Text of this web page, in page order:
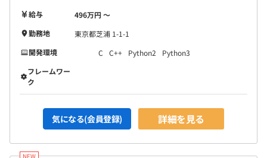
給与
496万円 〜
勤務地
東京都芝浦 1-1-1
開発環境
C C++ Python2
Python3
フレームワー
ク
気になる(会員登録) 詳細を見る